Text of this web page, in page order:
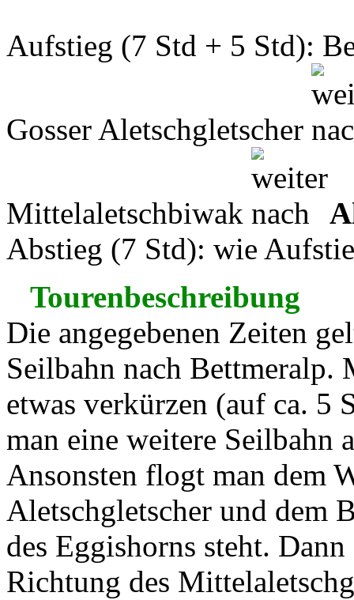
Aufstieg (7 Std + 5 Std):
Gosser Aletschgletscher
Mittelaletschbiwak
Abstieg (7 Std): wie
Tourenbeschreibung
Die angegebenen Zeiten
Seilbahn nach Bettmeralp.
etwas verkürzen (auf ca. 5
man eine weitere Seilbahn
Ansonsten flogt man dem
Aletschgletscher und dem
des Eggishorns steht.
Richtung des